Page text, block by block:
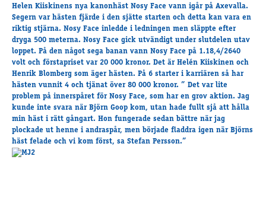
Bra att veta
Restauranger
Catering by Lyon
Hotell nära oss
Nybörjar­guide
Presentkort
Tävlingsdagar
FAQ
Helen Kiiskinens nya kanonhäst Nosy Face vann igår på Axevalla.
Segern var hästen fjärde i den sjätte starten och detta kan vara en
riktig stjärna. Nosy Face inledde i ledningen men släppte efter
dryga 500 meterna. Nosy Face gick utvändigt under slutdelen utav
loppet. På den något sega banan vann Nosy Face på 1.18,4/2640
volt och förstapriset var 20 000 kronor. Det är Helén Kiiskinen och
Henrik Blomberg som äger hästen. På 6 starter i karriären så har
hästen vunnit 4 och tjänat över 80 000 kronor. ” Det var lite
problem på innerspåret för Nosy Face, som har en grov aktion. Jag
kunde inte svara när Björn Goop kom, utan hade fullt sjå att hålla
min häst i rätt gångart. Hon fungerade sedan bättre när jag
plockade ut henne i andraspår, men började fladdra igen när Björns
häst felade och vi kom först, sa Stefan Persson.”